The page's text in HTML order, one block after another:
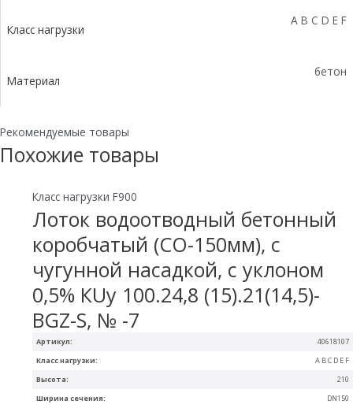
Класс нагрузки
A B C D E F
Материал
бетон
Рекомендуемые товары
Похожие товары
Артикул: 40618107
Ширина сечения: DN150
Высота: 210
Класс нагрузки: A B C D E F
Класс нагрузки F900
Лоток водоотводный бетонный
коробчатый (СО-150мм), с
чугунной насадкой, с уклоном
0,5% КUу 100.24,8 (15).21(14,5)-
BGZ-S, № -7